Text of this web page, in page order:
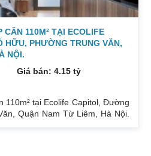
110M² TẠI ECOLIFE
PHƯỜNG TRUNG VĂN,
NỘI.
Giá bán: 4.15 tỷ
110m² tại Ecolife Capitol, Đường
Quận Nam Từ Liêm, Hà Nội.